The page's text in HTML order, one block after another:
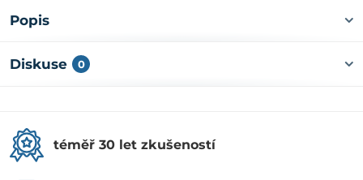
Popis
Diskuse 0
téměř 30 let zkušeností